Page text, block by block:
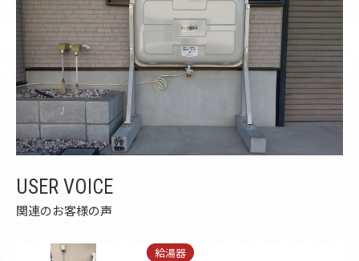
USER VOICE
関連のお客様の声
給湯器